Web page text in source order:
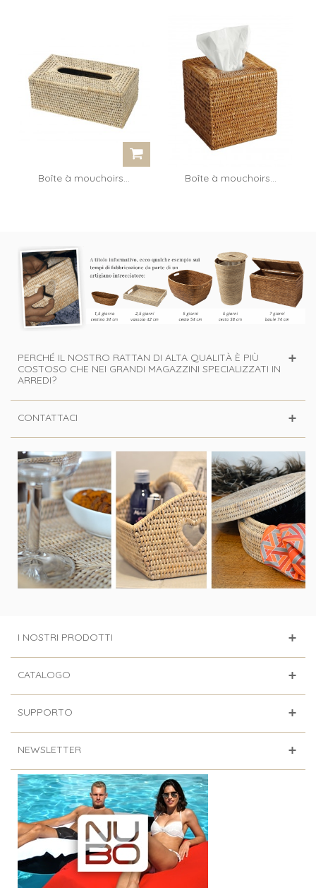
Boîte à mouchoirs... Boîte à mouchoirs...
PERCHÉ IL NOSTRO RATTAN DI ALTA QUALITÀ È PIÙ
COSTOSO CHE NEI GRANDI MAGAZZINI SPECIALIZZATI IN
ARREDI?
CONTATTACI
I NOSTRI PRODOTTI
CATALOGO
SUPPORTO
NEWSLETTER